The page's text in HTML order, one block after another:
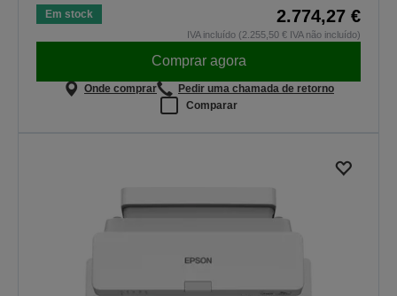
Em stock 2.774,27 €
IVA incluído (2.255,50 € IVA não incluído)
Comprar agora
Onde comprar
Pedir uma chamada de retorno
Comparar